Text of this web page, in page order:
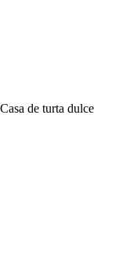
Casa de turta dulce